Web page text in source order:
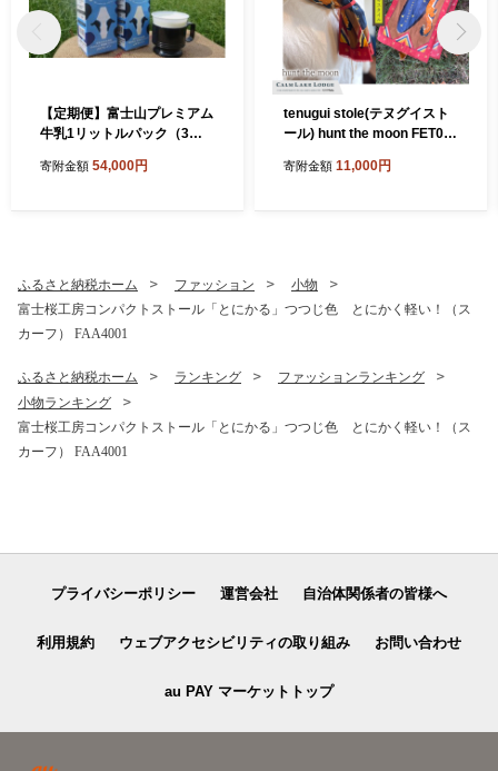
【定期便】富士山プレミアム
牛乳1リットルパック（3本
寄附金額 54,000円
tenugui stole(テヌグイスト
ール) hunt the moon FET00
寄附金額 11,000円
ふるさと納税ホーム ファッション
小物
富士桜工房コンパクトストール「とにかる」つつじ色 とにかく軽い！（ス
カーフ） FAA4001
ふるさと納税ホーム ランキング
ファッションランキング
小物ランキング
富士桜工房コンパクトストール「とにかる」つつじ色 とにかく軽い！（ス
カーフ） FAA4001
プライバシーポリシー 運営会社 自治体関係者の皆様へ
利用規約 ウェブアクセシビリティの取り組み お問い合わせ
au PAY マーケットトップ